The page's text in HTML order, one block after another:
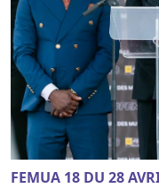
FEMUA 18 DU 28